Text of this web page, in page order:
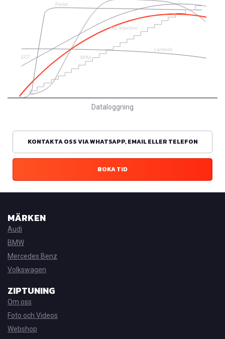
Dataloggning
KONTAKTA OSS VIA WHATSAPP, EMAIL ELLER TELEFON
BOKA TID
MÄRKEN
Audi
BMW
Mercedes Benz
Volkswagen
ZIPTUNING
Om oss
Foto och Videos
Webshop